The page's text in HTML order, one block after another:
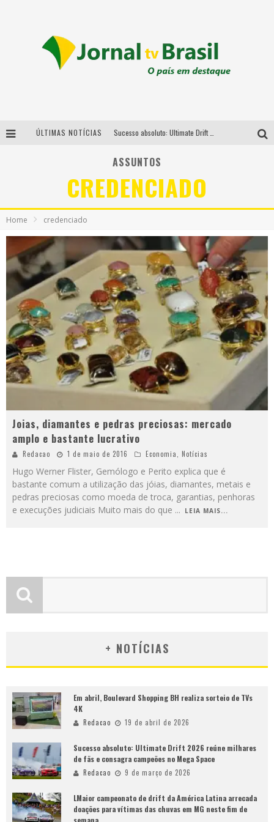
ÚLTIMAS NOTÍCIAS
Em abril, Boulevard Shopping BH realiza sorteio de TVs 4K
ASSUNTOS
CREDENCIADO
Home credenciado
Joias, diamantes e pedras preciosas: mercado
amplo e bastante lucrativo
Redacao 1 de maio de 2016 Economia, Notícias
Hugo Werner Flister, Gemólogo e Perito explica que é
bastante comum a utilização das jóias, diamantes, metais e
pedras preciosas como moeda de troca, garantias, penhoras
e execuções judiciais Muito mais do que ... LEIA MAIS...
+ NOTÍCIAS
Em abril, Boulevard Shopping BH realiza sorteio de TVs
4K
Redacao 19 de abril de 2026
Sucesso absoluto: Ultimate Drift 2026 reúne milhares
de fãs e consagra campeões no Mega Space
Redacao 9 de março de 2026
LMaior campeonato de drift da América Latina arrecada
doações para vítimas das chuvas em MG neste fim de